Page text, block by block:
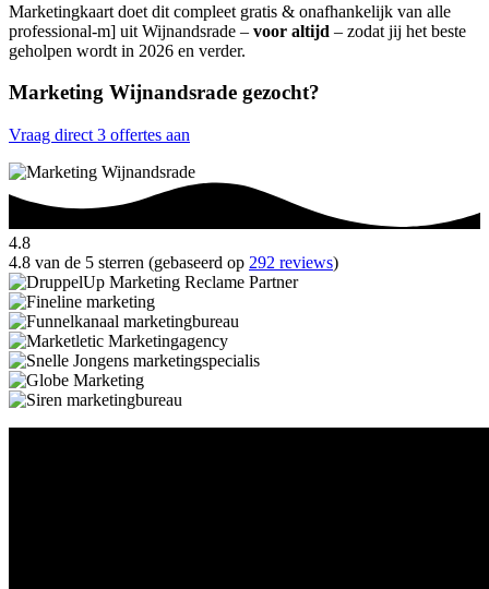
Marketingkaart doet dit compleet gratis & onafhankelijk van alle
professional-m] uit Wijnandsrade – voor altijd – zodat jij het beste
geholpen wordt in 2026 en verder.
Marketing Wijnandsrade gezocht?
Vraag direct 3 offertes aan
4.8
4.8 van de 5 sterren (gebaseerd op 292 reviews)